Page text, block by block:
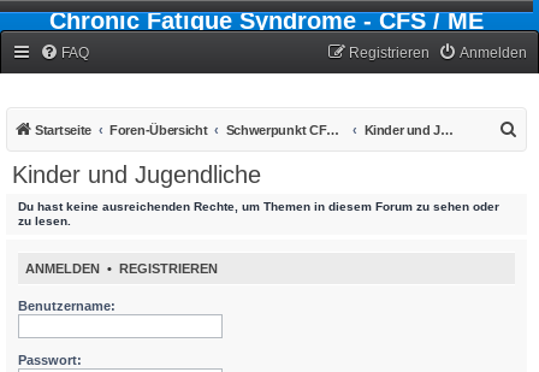
Chronic Fatigue Syndrome - CFS / ME
FAQ Anmelden
Registrieren
Startseite Foren-Übersicht Schwerpunkt CFS - Chronic-Fatigue-Syndrom Kinder und Jugendliche
Kinder und Jugendliche
Du hast keine ausreichenden Rechte, um Themen in diesem Forum zu sehen oder
zu lesen.
ANMELDEN • REGISTRIEREN
Benutzername:
Passwort: